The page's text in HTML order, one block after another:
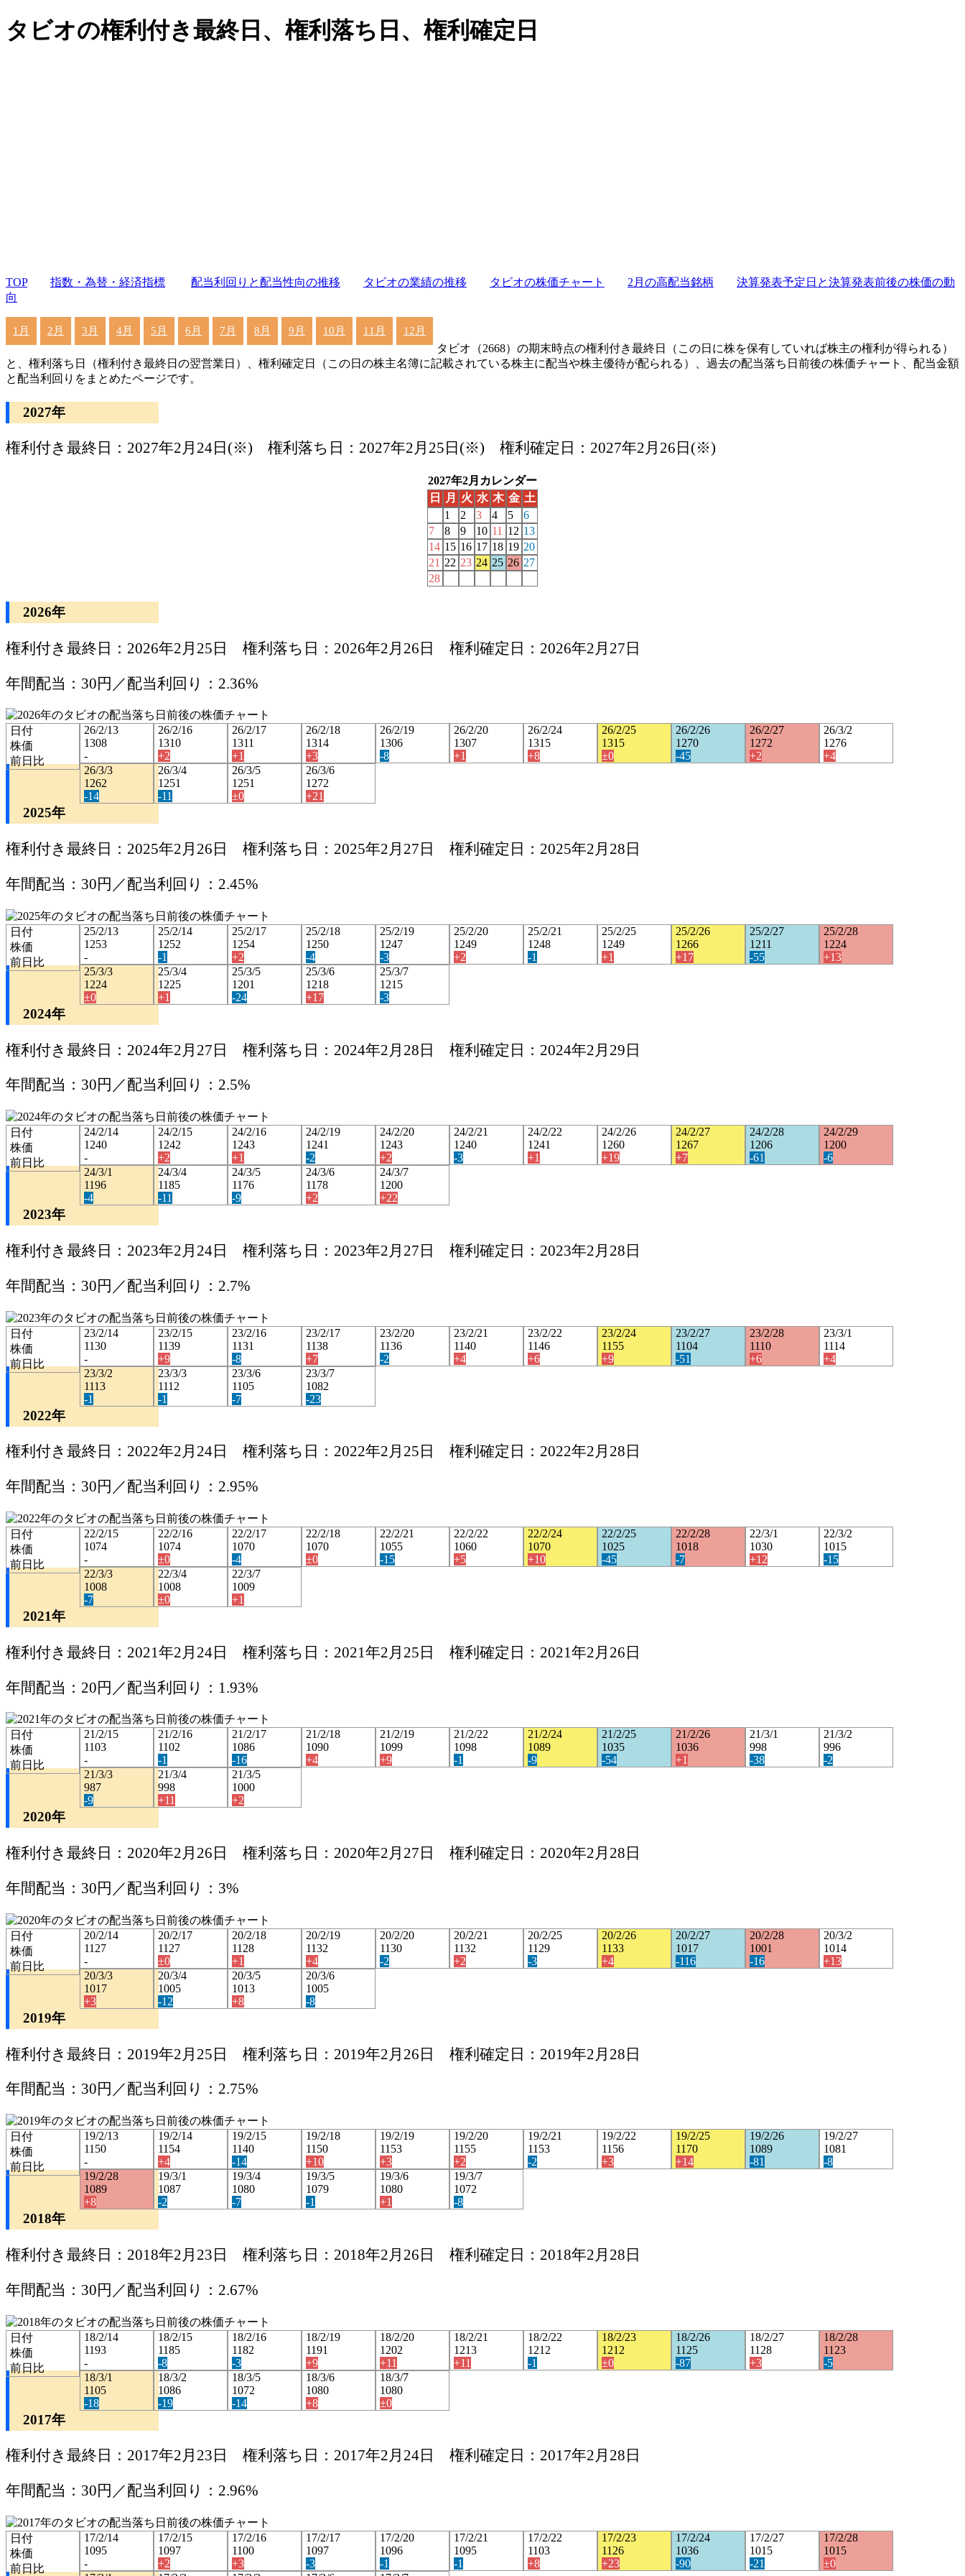
タビオの権利付き最終日、権利落ち日、権利確定日
TOP 指数・為替・経済指標 配当利回りと配当性向の推移 タビオの業績の推移 タビオの株価チャート 2月の高配当銘柄
決算発表予定日と決算発表前後の株価の動
向
1月 2月 3月 4月 5月 6月 7月 8月 9月 10月 11月 12月
タビオ（2668）の期末時点の権利付き最終日（この日に株を保有していれば株主の権利が得られる）
と、権利落ち日（権利付き最終日の翌営業日）、権利確定日（この日の株主名簿に記載されている株主に配当や株主優待が配られる）、過去の配当落ち日前後の株価チャート、配当金額
と配当利回りをまとめたページです。
2027年
権利付き最終日：2027年2月24日(※) 権利落ち日：2027年2月25日(※) 権利確定日：2027年2月26日(※)
2027年2月カレンダー
日
月 火 水 木 金 土
1
2 3 4 5
6
7
8 9 10 11 12 13
14 15 16 17 18 19 20
21 22 23 24 25 26 27
28
2026年
権利付き最終日：2026年2月25日 権利落ち日：2026年2月26日 権利確定日：2026年2月27日
年間配当：30円／配当利回り：2.36%
日付
株価
前日比
26/2/13
1308
-
26/2/16
1310
+2
26/2/17
1311
+1
26/2/18
1314
+3
26/2/19
1306
-8
26/2/20
1307
+1
26/2/24
1315
+8
26/2/25
1315
±0
26/2/26
1270
-45
26/2/27
1272
+2
26/3/2
1276
+4
26/3/3
1262
-14
26/3/4
1251
-11
26/3/5
1251
±0
26/3/6
1272
+21
2025年
権利付き最終日：2025年2月26日 権利落ち日：2025年2月27日 権利確定日：2025年2月28日
年間配当：30円／配当利回り：2.45%
日付
株価
前日比
25/2/13
1253
-
25/2/14
1252
-1
25/2/17
1254
+2
25/2/18
1250
-4
25/2/19
1247
-3
25/2/20
1249
+2
25/2/21
1248
-1
25/2/25
1249
+1
25/2/26
1266
+17
25/2/27
1211
-55
25/2/28
1224
+13
25/3/3
1224
±0
25/3/4
1225
+1
25/3/5
1201
-24
25/3/6
1218
+17
25/3/7
1215
-3
2024年
権利付き最終日：2024年2月27日 権利落ち日：2024年2月28日 権利確定日：2024年2月29日
年間配当：30円／配当利回り：2.5%
日付
株価
前日比
24/2/14
1240
-
24/2/15
1242
+2
24/2/16
1243
+1
24/2/19
1241
-2
24/2/20
1243
+2
24/2/21
1240
-3
24/2/22
1241
+1
24/2/26
1260
+19
24/2/27
1267
+7
24/2/28
1206
-61
24/2/29
1200
-6
24/3/1
1196
-4
24/3/4
1185
-11
24/3/5
1176
-9
24/3/6
1178
+2
24/3/7
1200
+22
2023年
権利付き最終日：2023年2月24日 権利落ち日：2023年2月27日 権利確定日：2023年2月28日
年間配当：30円／配当利回り：2.7%
日付
株価
前日比
23/2/14
1130
-
23/2/15
1139
+9
23/2/16
1131
-8
23/2/17
1138
+7
23/2/20
1136
-2
23/2/21
1140
+4
23/2/22
1146
+6
23/2/24
1155
+9
23/2/27
1104
-51
23/2/28
1110
+6
23/3/1
1114
+4
23/3/2
1113
-1
23/3/3
1112
-1
23/3/6
1105
-7
23/3/7
1082
-23
2022年
権利付き最終日：2022年2月24日 権利落ち日：2022年2月25日 権利確定日：2022年2月28日
年間配当：30円／配当利回り：2.95%
日付
株価
前日比
22/2/15
1074
-
22/2/16
1074
±0
22/2/17
1070
-4
22/2/18
1070
±0
22/2/21
1055
-15
22/2/22
1060
+5
22/2/24
1070
+10
22/2/25
1025
-45
22/2/28
1018
-7
22/3/1
1030
+12
22/3/2
1015
-15
22/3/3
1008
-7
22/3/4
1008
±0
22/3/7
1009
+1
2021年
権利付き最終日：2021年2月24日 権利落ち日：2021年2月25日 権利確定日：2021年2月26日
年間配当：20円／配当利回り：1.93%
日付
株価
前日比
21/2/15
1103
-
21/2/16
1102
-1
21/2/17
1086
-16
21/2/18
1090
+4
21/2/19
1099
+9
21/2/22
1098
-1
21/2/24
1089
-9
21/2/25
1035
-54
21/2/26
1036
+1
21/3/1
998
-38
21/3/2
996
-2
21/3/3
987
-9
21/3/4
998
+11
21/3/5
1000
+2
2020年
権利付き最終日：2020年2月26日 権利落ち日：2020年2月27日 権利確定日：2020年2月28日
年間配当：30円／配当利回り：3%
日付
株価
前日比
20/2/14
1127
-
20/2/17
1127
±0
20/2/18
1128
+1
20/2/19
1132
+4
20/2/20
1130
-2
20/2/21
1132
+2
20/2/25
1129
-3
20/2/26
1133
+4
20/2/27
1017
-116
20/2/28
1001
-16
20/3/2
1014
+13
20/3/3
1017
+3
20/3/4
1005
-12
20/3/5
1013
+8
20/3/6
1005
-8
2019年
権利付き最終日：2019年2月25日 権利落ち日：2019年2月26日 権利確定日：2019年2月28日
年間配当：30円／配当利回り：2.75%
日付
株価
前日比
19/2/13
1150
-
19/2/14
1154
+4
19/2/15
1140
-14
19/2/18
1150
+10
19/2/19
1153
+3
19/2/20
1155
+2
19/2/21
1153
-2
19/2/22
1156
+3
19/2/25
1170
+14
19/2/26
1089
-81
19/2/27
1081
-8
19/2/28
1089
+8
19/3/1
1087
-2
19/3/4
1080
-7
19/3/5
1079
-1
19/3/6
1080
+1
19/3/7
1072
-8
2018年
権利付き最終日：2018年2月23日 権利落ち日：2018年2月26日 権利確定日：2018年2月28日
年間配当：30円／配当利回り：2.67%
日付
株価
前日比
18/2/14
1193
-
18/2/15
1185
-8
18/2/16
1182
-3
18/2/19
1191
+9
18/2/20
1202
+11
18/2/21
1213
+11
18/2/22
1212
-1
18/2/23
1212
±0
18/2/26
1125
-87
18/2/27
1128
+3
18/2/28
1123
-5
18/3/1
1105
-18
18/3/2
1086
-19
18/3/5
1072
-14
18/3/6
1080
+8
18/3/7
1080
±0
2017年
権利付き最終日：2017年2月23日 権利落ち日：2017年2月24日 権利確定日：2017年2月28日
年間配当：30円／配当利回り：2.96%
日付
株価
前日比
17/2/14
1095
-
17/2/15
1097
+2
17/2/16
1100
+3
17/2/17
1097
-3
17/2/20
1096
-1
17/2/21
1095
-1
17/2/22
1103
+8
17/2/23
1126
+23
17/2/24
1036
-90
17/2/27
1015
-21
17/2/28
1015
±0